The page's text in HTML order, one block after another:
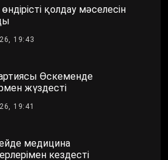
қолдау мәселесін
19:43
Өскеменде
жүздесті
19:41
медицина
кездесті